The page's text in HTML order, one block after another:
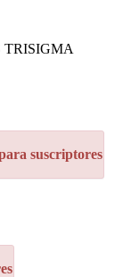
TRISIGMA
suscriptores